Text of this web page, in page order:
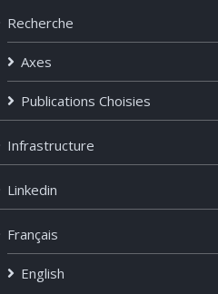
Recherche
Axes
Publications Choisies
Infrastructure
Linkedin
Français
English